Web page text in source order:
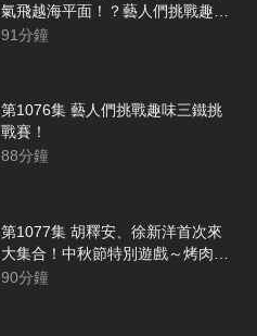
氣飛越海平面！？藝人們挑戰趣味
三鐵挑戰賽
91分鐘
第1076集 藝人們挑戰趣味三鐵挑
戰賽！
88分鐘
第1077集 胡釋安、徐新洋首次來
大集合！中秋節特別遊戲～烤肉變
裝趴！你要哪樣食材？
90分鐘